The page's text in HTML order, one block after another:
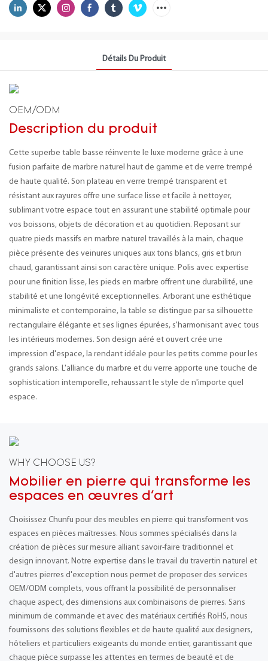
Détails Du Produit
OEM/ODM
Description du produit
Cette superbe table basse réinvente le luxe moderne grâce à une
fusion parfaite de marbre naturel haut de gamme et de verre trempé
de haute qualité. Son plateau en verre trempé transparent et
résistant aux rayures offre une surface lisse et facile à nettoyer,
sublimant votre espace tout en assurant une stabilité optimale pour
vos boissons, objets de décoration et au quotidien. Reposant sur
quatre pieds massifs en marbre naturel travaillés à la main, chaque
pièce présente des veinures uniques aux tons blancs, gris et brun
chaud, garantissant ainsi son caractère unique. Polis avec expertise
pour une finition lisse, les pieds en marbre offrent une durabilité, une
stabilité et une longévité exceptionnelles. Arborant une esthétique
minimaliste et contemporaine, la table se distingue par sa silhouette
rectangulaire élégante et ses lignes épurées, s'harmonisant avec tous
les intérieurs modernes. Son design aéré et ouvert crée une
impression d'espace, la rendant idéale pour les petits comme pour les
grands salons. L'alliance du marbre et du verre apporte une touche de
sophistication intemporelle, rehaussant le style de n'importe quel
espace.
WHY CHOOSE US?
Mobilier en pierre qui transforme les
espaces en œuvres d'art
Choisissez Chunfu pour des meubles en pierre qui transforment vos
espaces en pièces maîtresses. Nous sommes spécialisés dans la
création de pièces sur mesure alliant savoir-faire traditionnel et
design innovant. Notre expertise dans le travail du travertin naturel et
d'autres pierres d'exception nous permet de proposer des services
OEM/ODM complets, vous offrant la possibilité de personnaliser
chaque aspect, des dimensions aux combinaisons de pierres. Sans
minimum de commande et avec des matériaux certifiés RoHS, nous
fournissons des solutions flexibles et de haute qualité aux designers,
hôteliers et particuliers exigeants du monde entier, garantissant que
chaque pièce surpasse les attentes en termes de beauté et de